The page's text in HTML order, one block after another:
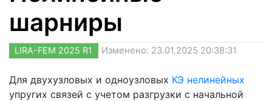
шарниры
LIRA-FEM 2025 R1 Изменено: 23.01.2025 20:38:31
Для двухузловых и одноузловых КЭ нелинейных
упругих связей с учетом разгрузки с начальной